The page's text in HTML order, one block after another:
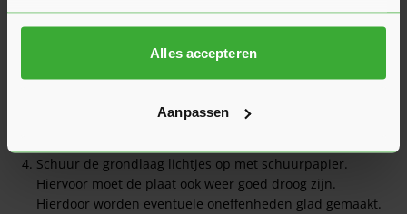
Alles accepteren
Aanpassen
Volg onderstaande stappen voor het voorbehandelen van een
OSB 9 mm plaat:
Schuur de plaat en maak het goed stofvrij.
Maak de plaat vetvrij met een ontvetter, bijvoorbeeld
Breng de grondlaag pas aan wanneer de plaat goed droog
Schuur de grondlaag lichtjes op met schuurpapier.
Hiervoor moet de plaat ook weer goed droog zijn.
Hierdoor worden eventuele oneffenheden glad gemaakt.